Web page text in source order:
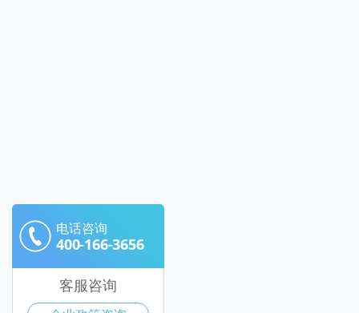
电话咨询
400-166-3656
客服咨询